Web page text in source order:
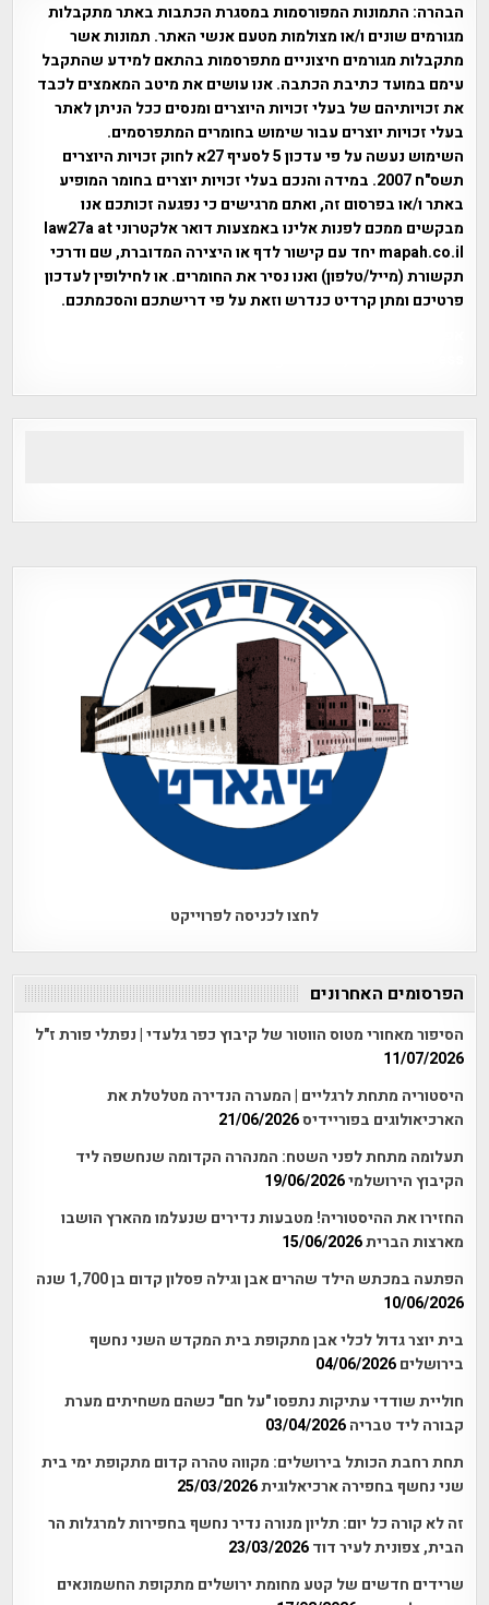
הבהרה: התמונות המפורסמות במסגרת הכתבות באתר מתקבלות
מגורמים שונים ו/או מצולמות מטעם אנשי האתר. תמונות אשר
מתקבלות מגורמים חיצוניים מתפרסמות בהתאם למידע שהתקבל
עימם במועד כתיבת הכתבה. אנו עושים את מיטב המאמצים לכבד
את זכויותיהם של בעלי זכויות היוצרים ומנסים ככל הניתן לאתר
בעלי זכויות יוצרים עבור שימוש בחומרים המתפרסמים.
השימוש נעשה על פי עדכון 5 לסעיף 27א לחוק זכויות היוצרים
תשס"ח 2007. במידה והנכם בעלי זכויות יוצרים בחומר המופיע
באתר ו/או בפרסום זה, ואתם מרגישים כי נפגעה זכותכם אנו
מבקשים ממכם לפנות אלינו באמצעות דואר אלקטרוני law27a at
mapah.co.il יחד עם קישור לדף או היצירה המדוברת, שם ודרכי
תקשורת (מייל/טלפון) ואנו נסיר את החומרים. או לחילופין לעדכון
פרטיכם ומתן קרדיט כנדרש וזאת על פי דרישתכם והסכמתכם.
לחצו לכניסה לפרוייקט
הפרסומים האחרונים
הסיפור מאחורי מטוס הווטור של קיבוץ כפר גלעדי | נפתלי פורת ז"ל
11/07/2026
היסטוריה מתחת לרגליים | המערה הנדירה מטלטלת את
הארכיאולוגים בפוריידיס21/06/2026
תעלומה מתחת לפני השטח: המנהרה הקדומה שנחשפה ליד
הקיבוץ הירושלמי19/06/2026
החזירו את ההיסטוריה! מטבעות נדירים שנעלמו מהארץ הושבו
מארצות הברית15/06/2026
הפתעה במכתש הילד שהרים אבן וגילה פסלון קדום בן 1,700 שנה
10/06/2026
בית יוצר גדול לכלי אבן מתקופת בית המקדש השני נחשף
בירושלים 04/06/2026
חוליית שודדי עתיקות נתפסו "על חם" כשהם משחיתים מערת
קבורה ליד טבריה 03/04/2026
תחת רחבת הכותל בירושלים: מקווה טהרה קדום מתקופת ימי בית
שני נחשף בחפירה ארכיאלוגית25/03/2026
זה לא קורה כל יום: תליון מנורה נדיר נחשף בחפירות למרגלות הר
הבית, צפונית לעיר דוד 23/03/2026
שרידים חדשים של קטע מחומת ירושלים מתקופת החשמונאים